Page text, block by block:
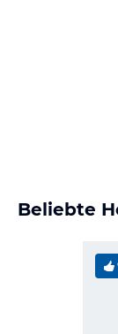
Beliebte